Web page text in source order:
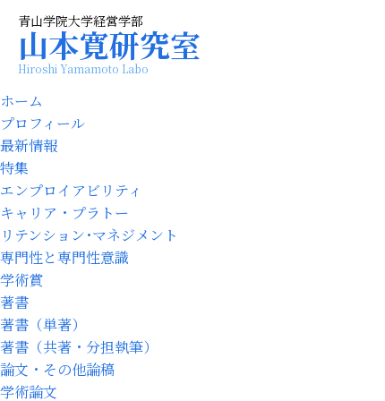
青山学院大学経営学部
山本寛研究室
Hiroshi Yamamoto Labo
ホーム
プロフィール
最新情報
特集
エンプロイアビリティ
キャリア・プラトー
リテンション･マネジメント
専門性と専門性意識
学術賞
著書
著書（単著）
著書（共著・分担執筆）
論文・その他論稿
学術論文